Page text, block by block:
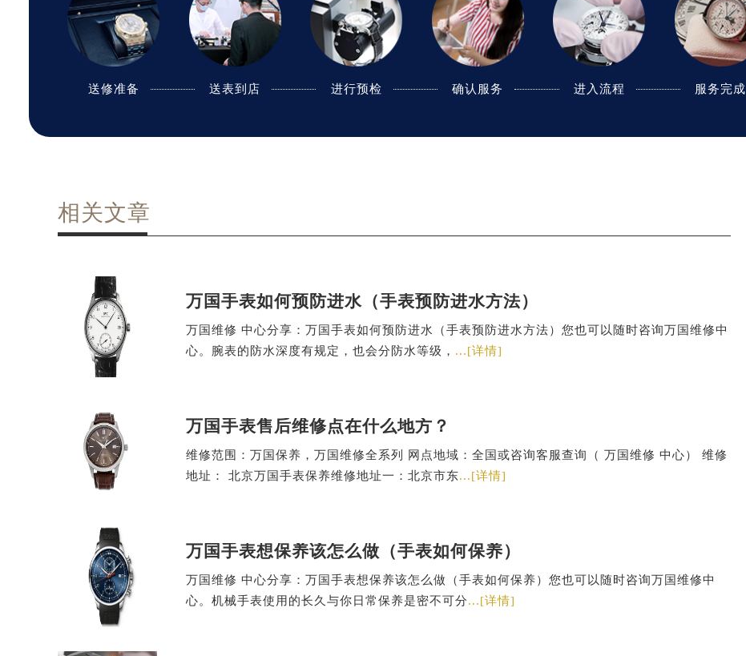
送修准备 送表到店 进行预检 确认服务 进入流程 服务完成
送修准备 邮寄到店 进行预检 确认服务 进入流程 服务完成
相关文章
万国手表如何预防进水（手表预防进水方法）
万国维修 中心分享：万国手表如何预防进水（手表预防进水方法）您也可以随时咨询万国维修中
心。腕表的防水深度有规定，也会分防水等级， ...[详情]
万国手表售后维修点在什么地方？
维修范围：万国保养，万国维修全系列 网点地域：全国或咨询客服查询（ 万国维修 中心） 维修
地址： 北京万国手表保养维修地址一：北京市东...[详情]
万国手表想保养该怎么做（手表如何保养）
万国维修 中心分享：万国手表想保养该怎么做（手表如何保养）您也可以随时咨询万国维修中
心。机械手表使用的长久与你日常保养是密不可分...[详情]